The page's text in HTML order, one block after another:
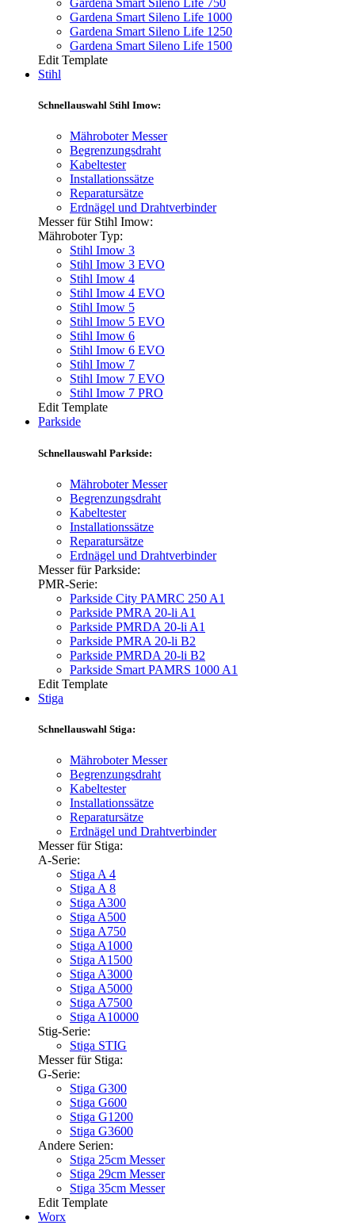
Gardena Smart Sileno Life 750
Gardena Smart Sileno Life 1000
Gardena Smart Sileno Life 1250
Gardena Smart Sileno Life 1500
Edit Template
Stihl
Schnellauswahl Stihl Imow:
Mähroboter Messer
Begrenzungsdraht
Kabeltester
Installationssätze
Reparatursätze
Erdnägel und Drahtverbinder
Messer für Stihl Imow:
Mähroboter Typ:
Stihl Imow 3
Stihl Imow 3 EVO
Stihl Imow 4
Stihl Imow 4 EVO
Stihl Imow 5
Stihl Imow 5 EVO
Stihl Imow 6
Stihl Imow 6 EVO
Stihl Imow 7
Stihl Imow 7 EVO
Stihl Imow 7 PRO
Edit Template
Parkside
Schnellauswahl Parkside:
Mähroboter Messer
Begrenzungsdraht
Kabeltester
Installationssätze
Reparatursätze
Erdnägel und Drahtverbinder
Messer für Parkside:
PMR-Serie:
Parkside City PAMRC 250 A1
Parkside PMRA 20-li A1
Parkside PMRDA 20-li A1
Parkside PMRA 20-li B2
Parkside PMRDA 20-li B2
Parkside Smart PAMRS 1000 A1
Edit Template
Stiga
Schnellauswahl Stiga:
Mähroboter Messer
Begrenzungsdraht
Kabeltester
Installationssätze
Reparatursätze
Erdnägel und Drahtverbinder
Messer für Stiga:
A-Serie:
Stiga A 4
Stiga A 8
Stiga A300
Stiga A500
Stiga A750
Stiga A1000
Stiga A1500
Stiga A3000
Stiga A5000
Stiga A7500
Stiga A10000
Stig-Serie:
Stiga STIG
Messer für Stiga:
G-Serie:
Stiga G300
Stiga G600
Stiga G1200
Stiga G3600
Andere Serien:
Stiga 25cm Messer
Stiga 29cm Messer
Stiga 35cm Messer
Edit Template
Worx